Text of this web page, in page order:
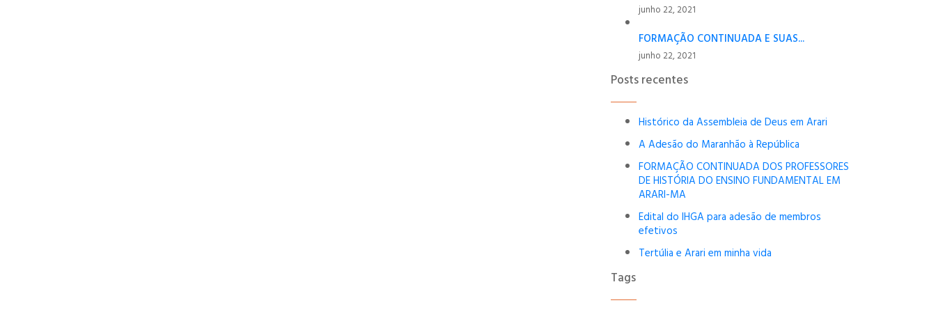
junho 22, 2021
FORMAÇÃO CONTINUADA E SUAS...
junho 22, 2021
Posts recentes
Histórico da Assembleia de Deus em Arari
A Adesão do Maranhão à República
FORMAÇÃO CONTINUADA DOS PROFESSORES
DE HISTÓRIA DO ENSINO FUNDAMENTAL EM
ARARI-MA
Edital do IHGA para adesão de membros
efetivos
Tertúlia e Arari em minha vida
Tags